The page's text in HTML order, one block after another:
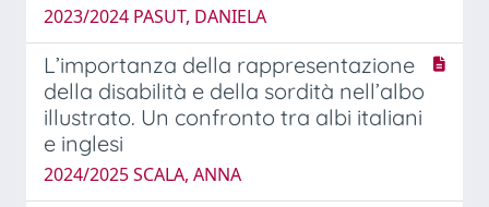
2023/2024 PASUT, DANIELA
L’importanza della rappresentazione
della disabilità e della sordità nell’albo
illustrato. Un confronto tra albi italiani
e inglesi
2024/2025 SCALA, ANNA